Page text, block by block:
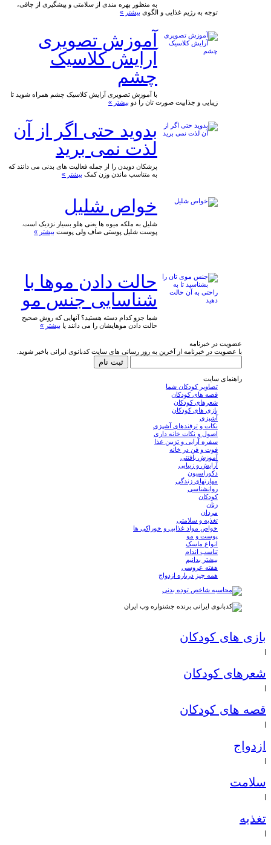
به منظور بهره مندی از سلامتی و پیشگیری از چاقی،
توجه به رژیم غذایی و الگوی بیشتر »
آموزش تصویری
آرایش کلاسیک
چشم
با آموزش تصویری آرایش کلاسیک چشم همراه شوید تا
زیبایی و جذابیت صورت تان را دو بیشتر »
بدوید حتی اگر از آن
لذت نمی برید
پزشکان دویدن را از جمله فعالیت های بدنی می دانند که
به متناسب ماندن وزن کمک بیشتر »
خواص شلیل
شلیل به ملکه میوه ها یعنی هلو بسیار نزدیک است.
پوست شلیل پوستی صاف ولی پوست بیشتر »
حالت دادن موها با
شناسایی جنس مو
شما جزو کدام دسته هستید؟ آنهایی که روش صحیح
حالت دادن موهایشان را می دانند یا بیشتر »
عضویت در خبرنامه
با عضویت در خبرنامه از آخرین به روز رسانی های سایت کدبانوی ایرانی باخبر شوید.
راهنمای سایت
تصاویر کودکان شما
قصه های کودکان
شعرهای کودکان
بازی های کودکان
آشپزی
نکات و ترفندهای آشپزی
اصول و نکات خانه داری
سفره آرایی و تزیین غذا
فوت و فن در خانه
آموزش بافتنی
آرایش و زیبایی
دکوراسیون
مهارتهای زندگی
روانشناسی
کودکان
زنان
مردان
تغذیه و سلامتی
خواص مواد غذایی و خوراکی ها
پوست و مو
انواع ماسک
تناسب اندام
بیشتر بدانیم
هفته عروسی
همه چیز درباره ازدواج
بازی های کودکان
|
شعرهای کودکان
|
قصه های کودکان
|
ازدواج
|
سلامت
|
تغذیه
|